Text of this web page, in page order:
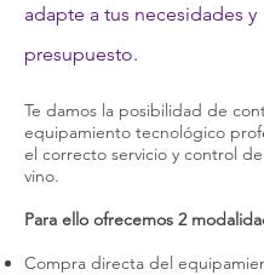
adapte a tus necesidades y
presupuesto.
Te damos la posibilidad de
equipamiento tecnológico
el correcto servicio y control
vino.
Para ello ofrecemos 2
Compra directa del